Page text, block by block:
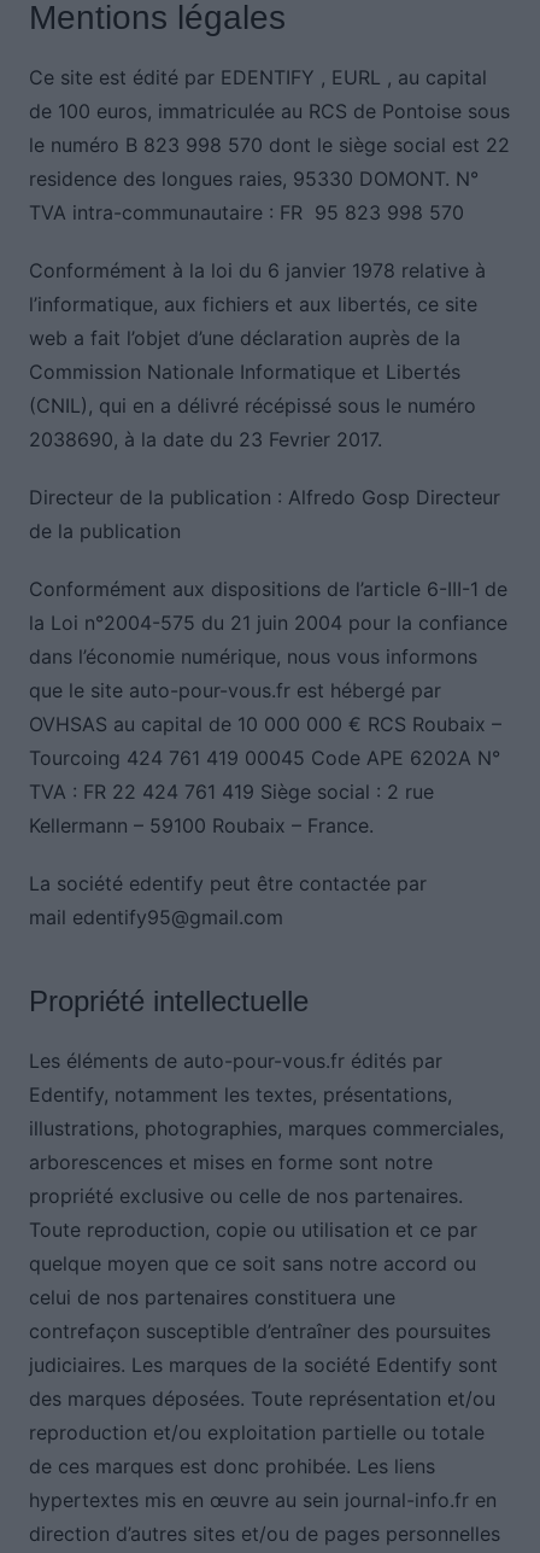
Mentions légales
Ce site est édité par EDENTIFY , EURL , au capital
de 100 euros, immatriculée au RCS de Pontoise sous
le numéro B 823 998 570 dont le siège social est 22
residence des longues raies, 95330 DOMONT. N°
TVA intra-communautaire : FR 95 823 998 570
Conformément à la loi du 6 janvier 1978 relative à
l’informatique, aux fichiers et aux libertés, ce site
web a fait l’objet d’une déclaration auprès de la
Commission Nationale Informatique et Libertés
(CNIL), qui en a délivré récépissé sous le numéro
2038690, à la date du 23 Fevrier 2017.
Directeur de la publication : Alfredo Gosp Directeur
de la publication
Conformément aux dispositions de l’article 6-III-1 de
la Loi n°2004-575 du 21 juin 2004 pour la confiance
dans l’économie numérique, nous vous informons
que le site auto-pour-vous.fr est hébergé par
OVHSAS au capital de 10 000 000 € RCS Roubaix –
Tourcoing 424 761 419 00045 Code APE 6202A N°
TVA : FR 22 424 761 419 Siège social : 2 rue
Kellermann – 59100 Roubaix – France.
La société edentify peut être contactée par
mail edentify95@gmail.com
Propriété intellectuelle
Les éléments de auto-pour-vous.fr édités par
Edentify, notamment les textes, présentations,
illustrations, photographies, marques commerciales,
arborescences et mises en forme sont notre
propriété exclusive ou celle de nos partenaires.
Toute reproduction, copie ou utilisation et ce par
quelque moyen que ce soit sans notre accord ou
celui de nos partenaires constituera une
contrefaçon susceptible d’entraîner des poursuites
judiciaires. Les marques de la société Edentify sont
des marques déposées. Toute représentation et/ou
reproduction et/ou exploitation partielle ou totale
de ces marques est donc prohibée. Les liens
hypertextes mis en œuvre au sein journal-info.fr en
direction d’autres sites et/ou de pages personnelles